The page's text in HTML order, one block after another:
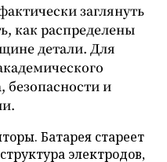
заглянуть
как распределены
детали. Для
безопасности и
Батарея стареет
электродов,